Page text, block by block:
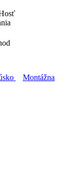
Montážna